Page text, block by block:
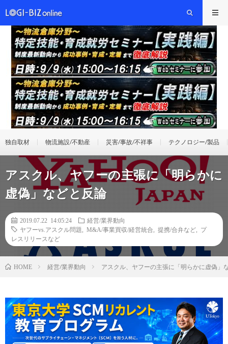
独自取材 物流施設/不動産 災害/事故/不祥事 テクノロジー/製品
アスクル、ヤフーの主張に「明らかに
虚偽」などと反論
2019.07.22 14:05:24
経営/業界動向
ヤフーvs.アスクル問題
M&A/事業買収/経営統合 提携/合弁など
プ
レスリリースなど
HOME 経営/業界動向 アスクル、ヤフーの主張に「明らかに虚偽」